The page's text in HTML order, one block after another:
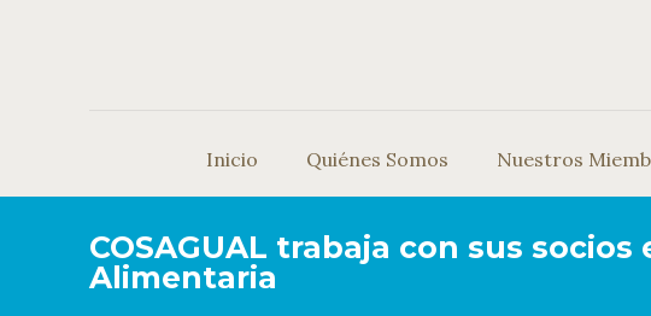
Inicio Quiénes Somos Nuestros
COSAGUAL trabaja con sus
Alimentaria